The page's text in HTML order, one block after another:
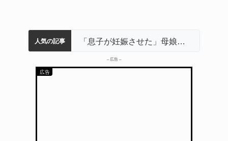
人気の記事
名張市水道料金47％値上げへ 答申案、審議会で大筋まとまる
名張市立病院のDMAT、熊本地震の被災地へ 能登以来3回目の派遣
特産「白鳳梨」の出荷最盛期 直売所にぎわう 伊賀
伊賀市の初代市長・今岡睦之さん死去 87歳
– 広告 –